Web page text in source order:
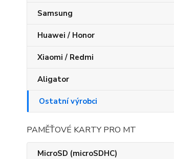
Samsung
Huawei / Honor
Xiaomi / Redmi
Aligator
Ostatní výrobci
PAMĚŤOVÉ KARTY PRO MT
MicroSD (microSDHC)